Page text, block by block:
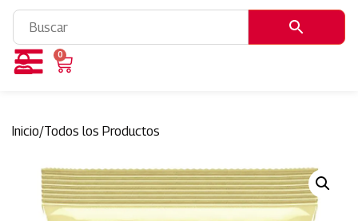
0
Inicio/Todos los Productos